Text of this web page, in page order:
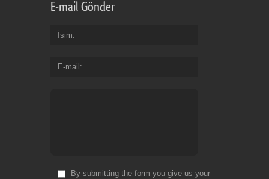
E-mail Gönder
İsim
E-mail
By submitting the form you give us your